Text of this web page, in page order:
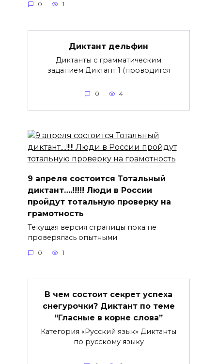
0 1
Диктант дельфин
Диктанты с грамматическим
заданием Диктант 1 (проводится
0 4
9 апреля состоится Тотальный
диктант….!!!!! Люди в России
пройдут тотальную проверку на
грамотность
Текущая версия страницы пока не
проверялась опытными
0 1
В чем состоит секрет успеха
снегурочки? Диктант по теме
“Гласные в корне слова”
Категория «Русский язык» Диктанты
по русскому языку